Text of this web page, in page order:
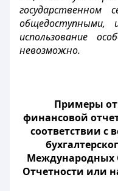
государственном
общедоступными,
использование
невозможно.
Примеры
финансовой
соответствии с
Международных
Отчетности или